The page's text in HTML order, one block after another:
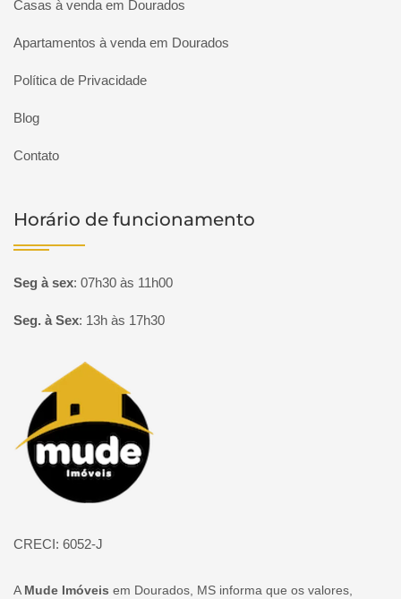
Casas à venda em Dourados
Apartamentos à venda em Dourados
Política de Privacidade
Blog
Contato
Horário de funcionamento
Seg à sex: 07h30 às 11h00
Seg. à Sex: 13h às 17h30
Página inicial
CRECI: 6052-J
A Mude Imóveis em Dourados, MS informa que os valores,